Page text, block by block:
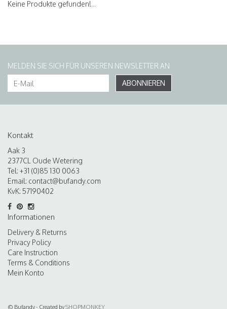
Keine Produkte gefunden!...
MELDEN SIE SICH FÜR UNSEREN NEWSLETTER AN
ABONNIEREN
Kontakt
Aak 3
2377CL Oude Wetering
Tel: +31 (0)85 130 0063
Email: contact@bufandy.com
KvK: 57190402
Informationen
Delivery & Returns
Privacy Policy
Care Instruction
Terms & Conditions
Mein Konto
© Bufandy - Created bySHOPMONKEY